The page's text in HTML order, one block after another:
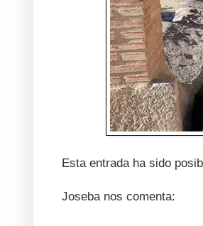
Esta entrada ha sido
Joseba nos comenta: